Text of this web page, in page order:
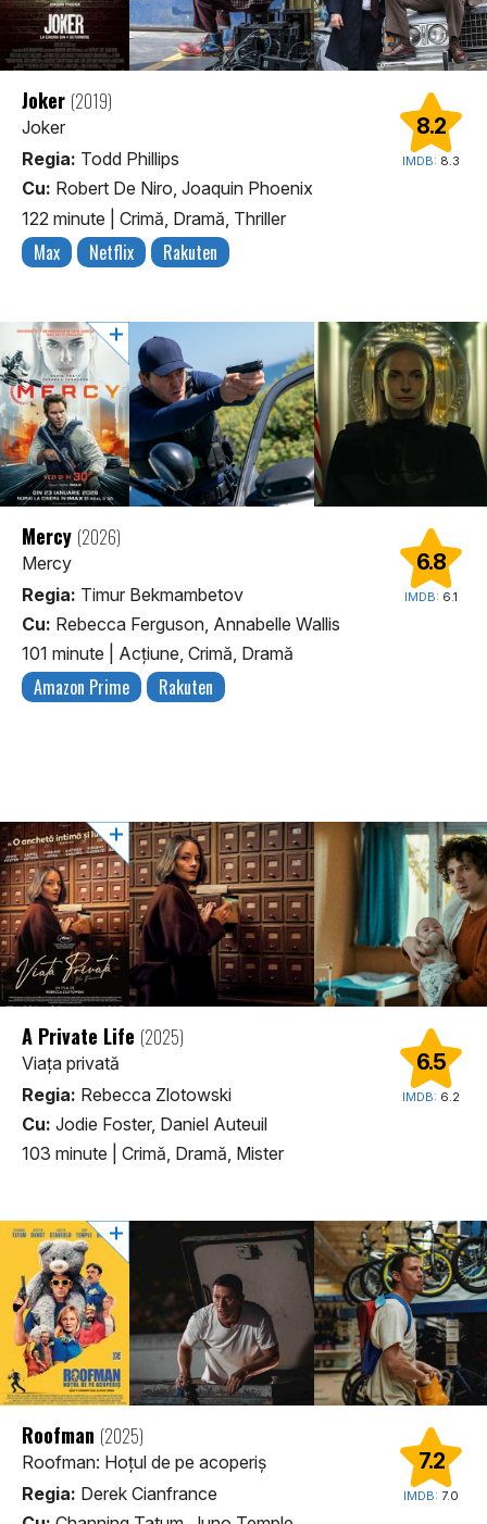
8.2
IMDB: 8.3
Joker (2019)
Joker
Regia: Todd Phillips
Cu: Robert De Niro, Joaquin Phoenix
122 minute
Crimă, Dramă, Thriller
Max Netflix Rakuten
6.8
IMDB: 6.1
Mercy (2026)
Mercy
Regia: Timur Bekmambetov
Cu: Rebecca Ferguson, Annabelle Wallis
101 minute
Acţiune, Crimă, Dramă
Amazon Prime Rakuten
6.5
IMDB: 6.2
A Private Life (2025)
Viața privată
Regia: Rebecca Zlotowski
Cu: Jodie Foster, Daniel Auteuil
103 minute
Crimă, Dramă, Mister
7.2
IMDB: 7.0
Roofman (2025)
Roofman: Hoțul de pe acoperiș
Regia: Derek Cianfrance